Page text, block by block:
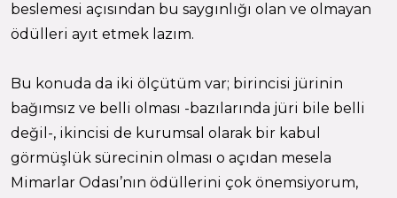
beslemesi açısından bu saygınlığı olan ve olmayan
ödülleri ayıt etmek lazım.
Bu konuda da iki ölçütüm var; birincisi jürinin
bağımsız ve belli olması -bazılarında jüri bile belli
değil-, ikincisi de kurumsal olarak bir kabul
görmüşlük sürecinin olması o açıdan mesela
Mimarlar Odası’nın ödüllerini çok önemsiyorum,